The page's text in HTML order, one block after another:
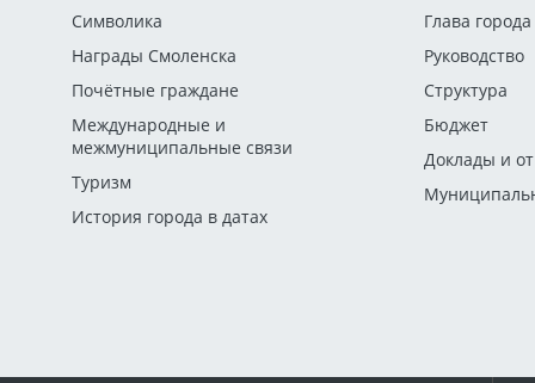
Символика
Награды Смоленска
Почётные граждане
Международные и
межмуниципальные связи
Туризм
История города в датах
Глава города
Руководство
Структура
Бюджет
Доклады и